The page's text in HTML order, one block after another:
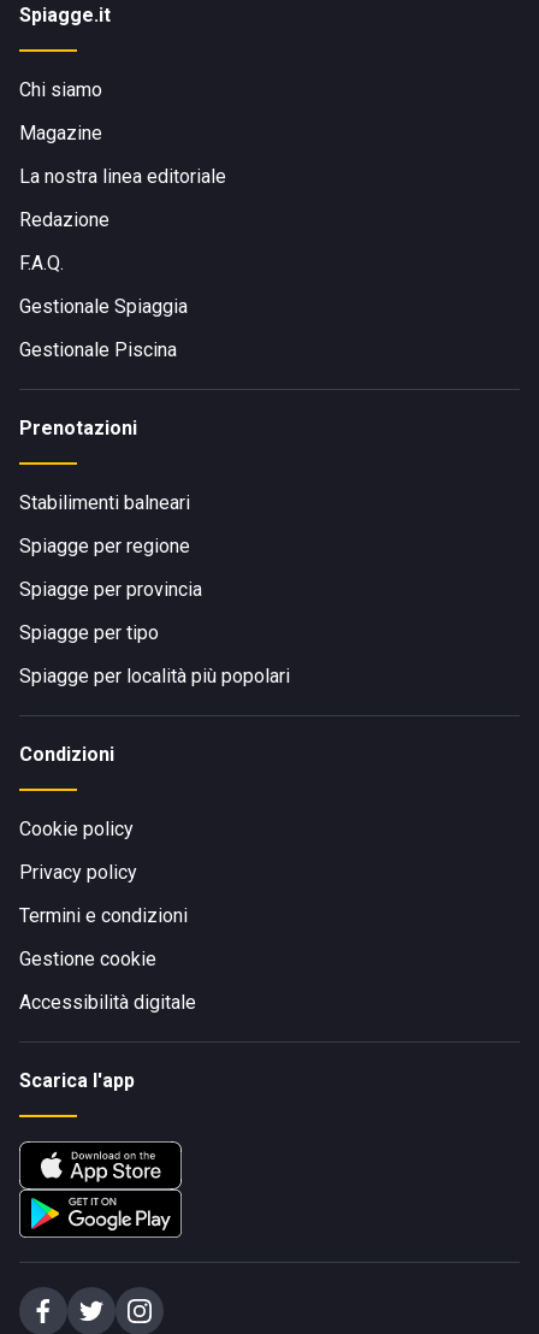
Spiagge.it
Chi siamo
Magazine
La nostra linea editoriale
Redazione
F.A.Q.
Gestionale Spiaggia
Gestionale Piscina
Prenotazioni
Stabilimenti balneari
Spiagge per regione
Spiagge per provincia
Spiagge per tipo
Spiagge per località più popolari
Condizioni
Cookie policy
Privacy policy
Termini e condizioni
Gestione cookie
Accessibilità digitale
Scarica l'app